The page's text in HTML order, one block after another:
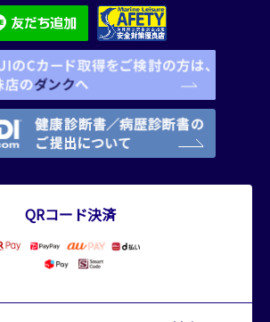
QRコード決済